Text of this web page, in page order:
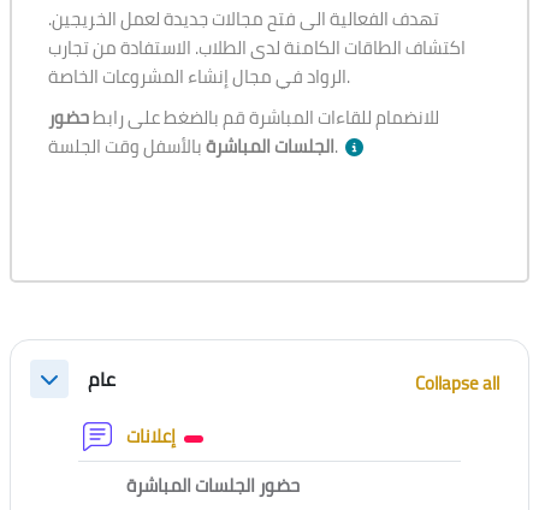
تهدف الفعالية الى فتح مجالات جديدة لعمل الخريجين.
اكتشاف الطاقات الكامنة لدى الطلاب. الاستفادة من تجارب
الرواد في مجال إنشاء المشروعات الخاصة.
للانضمام للقاءات المباشرة قم بالضغط على رابطحضور
الجلسات المباشرةبالأسفل وقت الجلسة.
Section outline
Collapseعام
Collapse all
Forum
حضور الجلسات المباشرةExternal tool